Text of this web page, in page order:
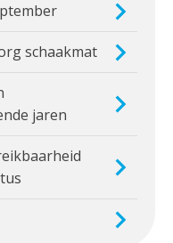
schaakmat
jaren